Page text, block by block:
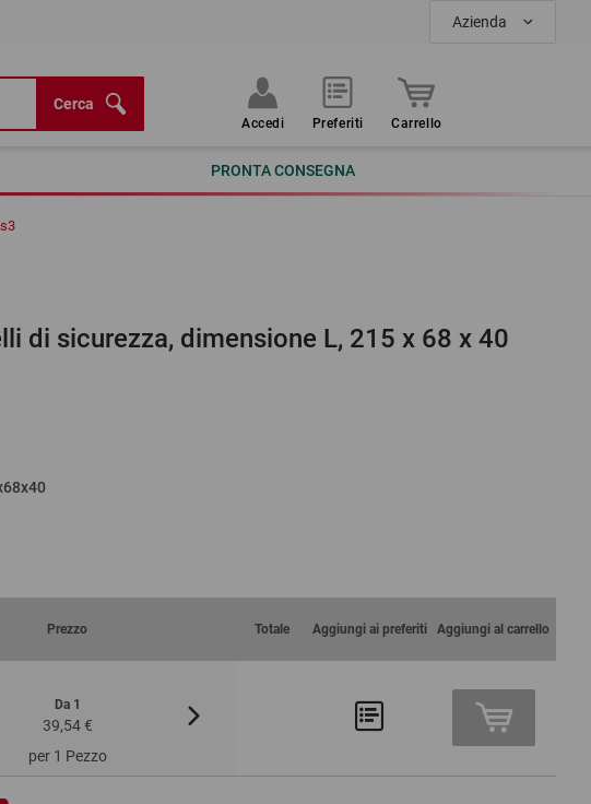
Azienda
Cerca
Accedi Preferiti Carrello
PRONTA CONSEGNA
di sicurezza, dimensione L, 215 x 68 x 40
Prezzo Totale Aggiungi ai preferiti Aggiungi al carrello
Da 1
39,54 €
Da 5
37,76 €
per 1 Pezzo